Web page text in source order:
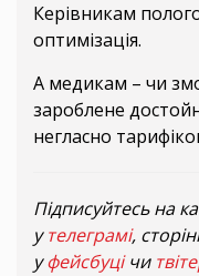
Керівникам
оптимізація.
А медикам – чи
зароблене
негласно
Підписуйтесь на
утелеграмі,
уфейсбуцічи